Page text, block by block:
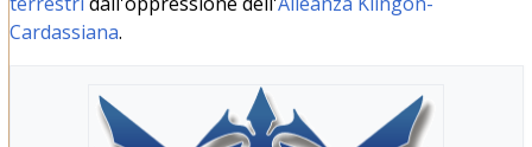
Cardassiana.